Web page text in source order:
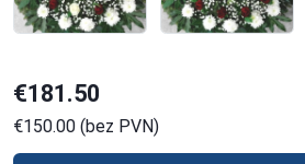
€181.50
€150.00 (bez PVN)